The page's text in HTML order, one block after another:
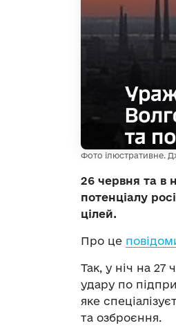
Фото ілюстративне.
26 червня та в
потенціалу
цілей.
Про це
Так, у ніч на 27
удару по
яке
та озброєння.